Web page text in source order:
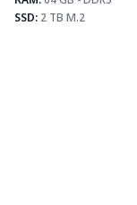
SSD: 2 TB M.2